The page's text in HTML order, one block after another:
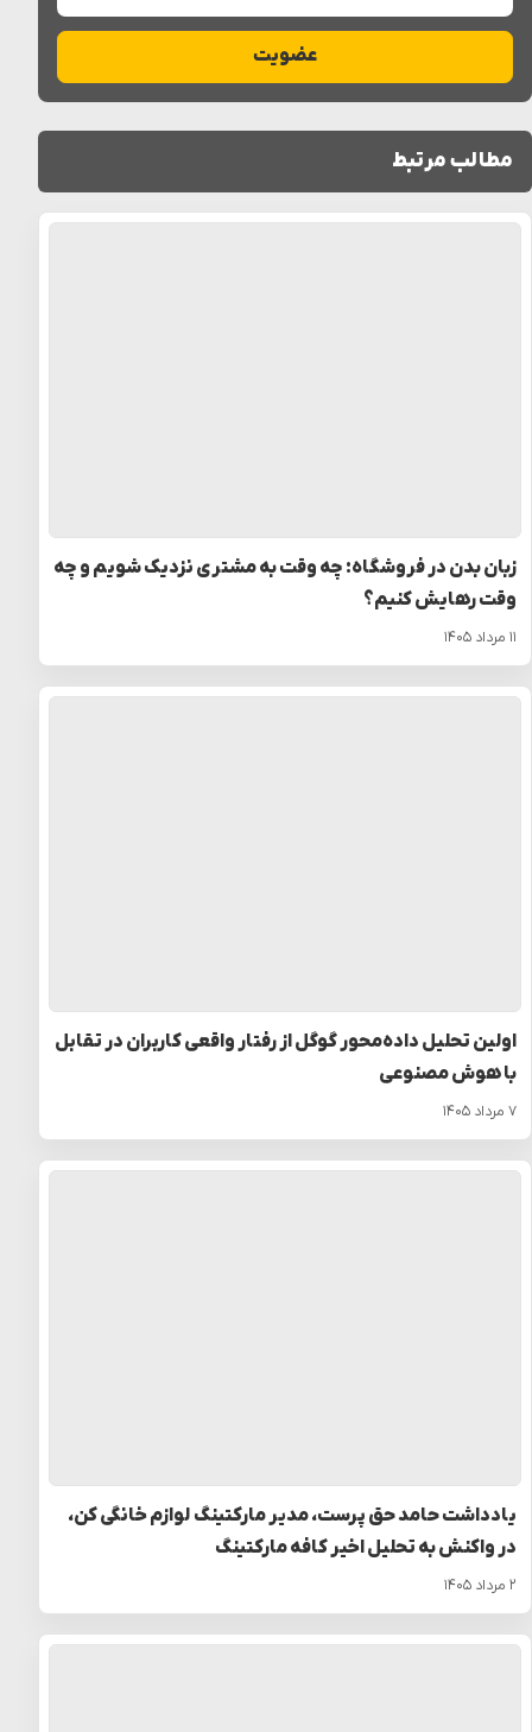
عضویت
مطالب مرتبط
زبان بدن در فروشگاه: چه وقت به مشتری نزدیک شویم و چه
وقت رهایش کنیم؟
۱۱ مرداد ۱۴۰۵
اولین تحلیل داده‌محور گوگل از رفتار واقعی کاربران در تقابل
با هوش مصنوعی
۷ مرداد ۱۴۰۵
یادداشت حامد حق‌ پرست، مدیر مارکتینگ لوازم خانگی کن،
در واکنش به تحلیل اخیر کافه مارکتینگ
۲ مرداد ۱۴۰۵